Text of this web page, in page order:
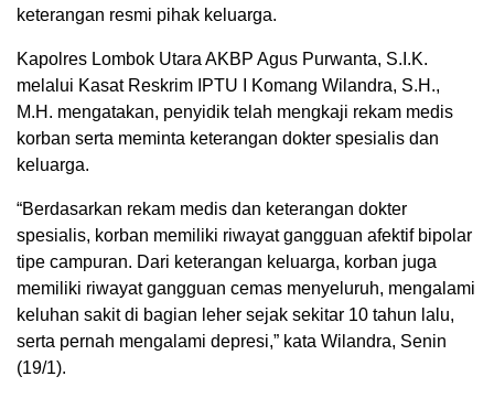
keterangan resmi pihak keluarga.
Kapolres Lombok Utara AKBP Agus Purwanta, S.I.K.
melalui Kasat Reskrim IPTU I Komang Wilandra, S.H.,
M.H. mengatakan, penyidik telah mengkaji rekam medis
korban serta meminta keterangan dokter spesialis dan
keluarga.
“Berdasarkan rekam medis dan keterangan dokter
spesialis, korban memiliki riwayat gangguan afektif bipolar
tipe campuran. Dari keterangan keluarga, korban juga
memiliki riwayat gangguan cemas menyeluruh, mengalami
keluhan sakit di bagian leher sejak sekitar 10 tahun lalu,
serta pernah mengalami depresi,” kata Wilandra, Senin
(19/1).